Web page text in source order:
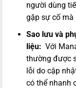
người dùng
gặp sự cố mà
Sao lưu và
liệu: Với
thường được
lỗi do cập
có thể nhanh